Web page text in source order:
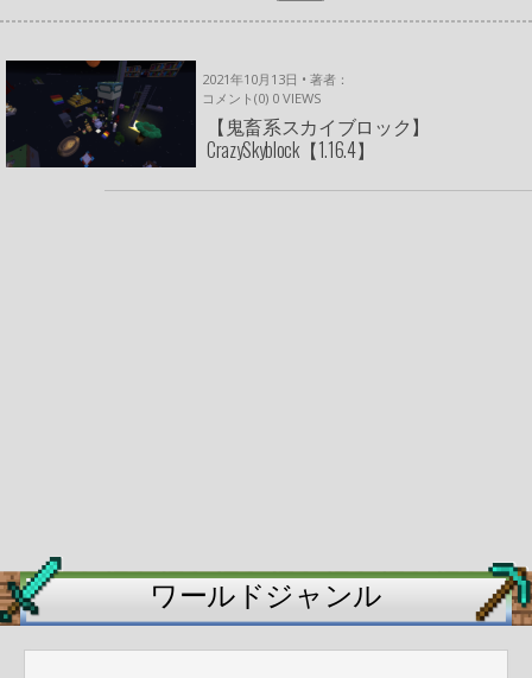
2021年10月13日 • 著者：
コメント(0) 0 VIEWS
【鬼畜系スカイブロック】
CrazySkyblock【1.16.4】
ワールドジャンル